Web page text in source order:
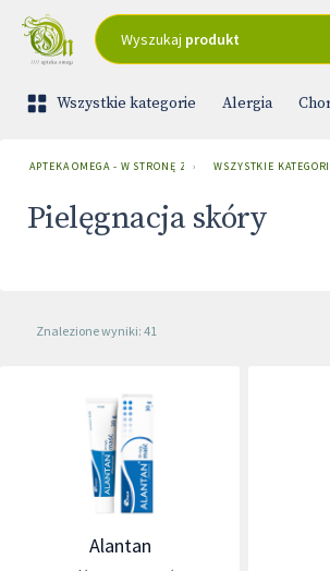
Wyszukaj produkt
Wszystkie kategorie Alergia
APTEKA OMEGA - W STRONĘ ZDROWIA
› WSZYSTKIE
Pielęgnacja skóry
Znalezione wyniki: 41
Alantan